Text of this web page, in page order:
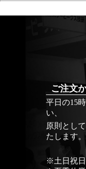
ご注文
平日の15
い、
原則とし
たします。
※土日祝